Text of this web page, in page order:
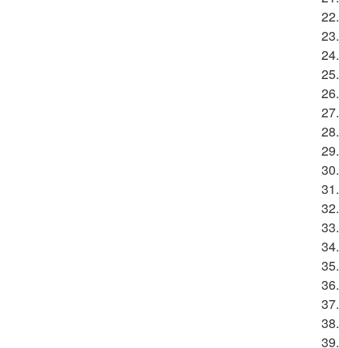
22.
23.
24.
25.
26.
27.
28.
29.
30.
31.
32.
33.
34.
35.
36.
37.
38.
39.